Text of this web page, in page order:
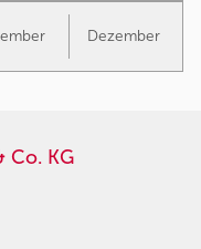
Dezember
Co. KG